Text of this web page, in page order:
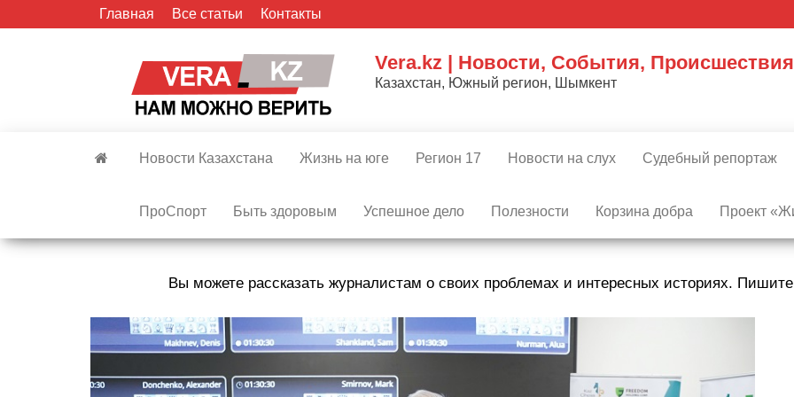
Главная Все статьи Контакты
Vera.kz | Новости, События,
Казахстан, Южный регион, Шымкент
Новости Казахстана Жизнь на юге Регион 17 Новости на слух Судебный репортаж
ПроСпорт Быть здоровым Успешное дело Полезности Корзина добра Проект
Вы можете рассказать журналистам о своих проблемах и интересных историях.